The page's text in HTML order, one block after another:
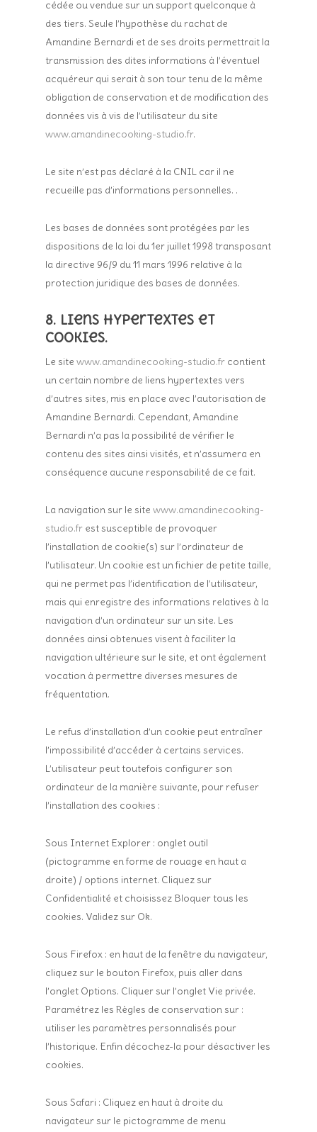
cédée ou vendue sur un support quelconque à
des tiers. Seule l’hypothèse du rachat de
Amandine Bernardi et de ses droits permettrait la
transmission des dites informations à l’éventuel
acquéreur qui serait à son tour tenu de la même
obligation de conservation et de modification des
données vis à vis de l’utilisateur du site
www.amandinecooking-studio.fr.
Le site n’est pas déclaré à la CNIL car il ne
recueille pas d’informations personnelles. .
Les bases de données sont protégées par les
dispositions de la loi du 1er juillet 1998 transposant
la directive 96/9 du 11 mars 1996 relative à la
protection juridique des bases de données.
8. Liens hypertextes et
cookies.
Le sitewww.amandinecooking-studio.fr contient
un certain nombre de liens hypertextes vers
d’autres sites, mis en place avec l’autorisation de
Amandine Bernardi. Cependant, Amandine
Bernardi n’a pas la possibilité de vérifier le
contenu des sites ainsi visités, et n’assumera en
conséquence aucune responsabilité de ce fait.
La navigation sur le sitewww.amandinecooking-
studio.fr est susceptible de provoquer
l’installation de cookie(s) sur l’ordinateur de
l’utilisateur. Un cookie est un fichier de petite taille,
qui ne permet pas l’identification de l’utilisateur,
mais qui enregistre des informations relatives à la
navigation d’un ordinateur sur un site. Les
données ainsi obtenues visent à faciliter la
navigation ultérieure sur le site, et ont également
vocation à permettre diverses mesures de
fréquentation.
Le refus d’installation d’un cookie peut entraîner
l’impossibilité d’accéder à certains services.
L’utilisateur peut toutefois configurer son
ordinateur de la manière suivante, pour refuser
l’installation des cookies :
Sous Internet Explorer : onglet outil
(pictogramme en forme de rouage en haut a
droite) / options internet. Cliquez sur
Confidentialité et choisissez Bloquer tous les
cookies. Validez sur Ok.
Sous Firefox : en haut de la fenêtre du navigateur,
cliquez sur le bouton Firefox, puis aller dans
l’onglet Options. Cliquer sur l’onglet Vie privée.
Paramétrez les Règles de conservation sur :
utiliser les paramètres personnalisés pour
l’historique. Enfin décochez-la pour désactiver les
cookies.
Sous Safari : Cliquez en haut à droite du
navigateur sur le pictogramme de menu